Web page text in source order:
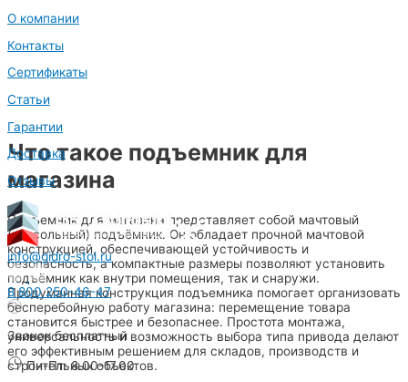
О компании
Контакты
Сертификаты
Статьи
Гарантии
Доставка
Отзывы
info@gidro-stol.ru
8 800 250-46-47
Звонок бесплатный
Пн-Пт: 8.00-17.00
Что такое подъемник для
магазина
Подъемник для магазина представляет собой мачтовый
(консольный) подъёмник. Он обладает прочной мачтовой
конструкцией, обеспечивающей устойчивость и
безопасность, а компактные размеры позволяют установить
подъёмник как внутри помещения, так и снаружи.
Продуманная конструкция подъемника помогает организовать
бесперебойную работу магазина: перемещение товара
становится быстрее и безопаснее. Простота монтажа,
универсальность и возможность выбора типа привода делают
его эффективным решением для складов, производств и
строительных объектов.